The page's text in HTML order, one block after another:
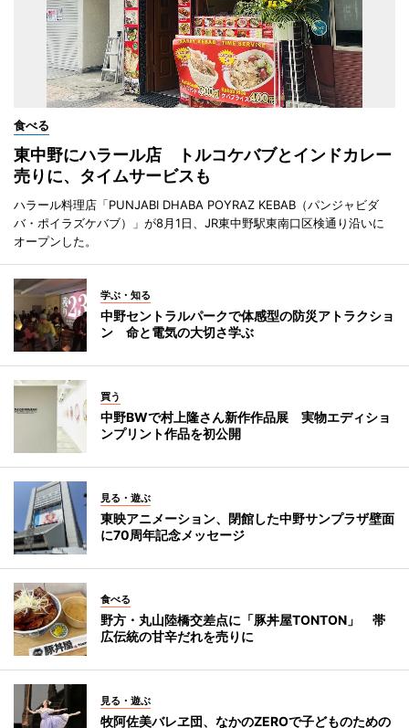
食べる
東中野にハラール店 トルコケバブとインドカレー
売りに、タイムサービスも
ハラール料理店「PUNJABI DHABA POYRAZ KEBAB（パンジャビダ
バ・ポイラズケバブ）」が8月1日、JR東中野駅東南口区検通り沿いに
オープンした。
学ぶ・知る
中野セントラルパークで体感型の防災アトラクショ
ン 命と電気の大切さ学ぶ
買う
中野BWで村上隆さん新作作品展 実物エディショ
ンプリント作品を初公開
見る・遊ぶ
東映アニメーション、閉館した中野サンプラザ壁面
に70周年記念メッセージ
食べる
野方・丸山陸橋交差点に「豚丼屋TONTON」 帯
広伝統の甘辛だれを売りに
見る・遊ぶ
牧阿佐美バレヱ団、なかのZEROで子どものための